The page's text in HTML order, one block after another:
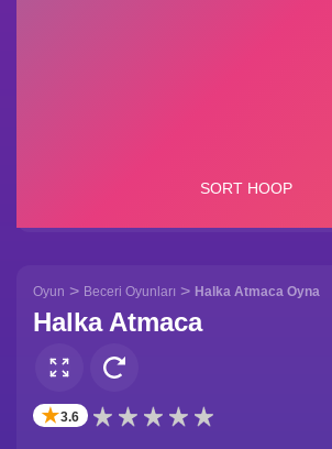
Oyun > Beceri Oyunları > Halka Atmaca Oyna
Halka Atmaca
✭3.6